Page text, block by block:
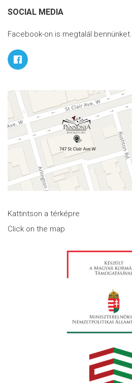
SOCIAL MEDIA
Facebook-on is megtalál bennünket.
Kattintson a térképre
Click on the map